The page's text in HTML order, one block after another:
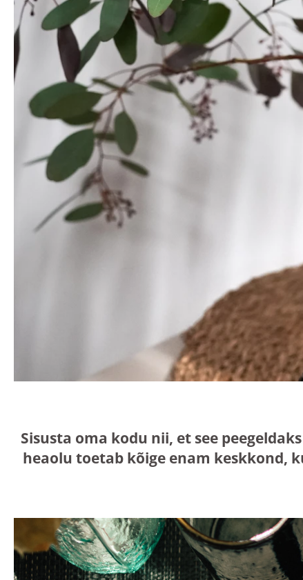
Sisusta oma kodu nii, et see
heaolu toetab kõige enam keskkond,